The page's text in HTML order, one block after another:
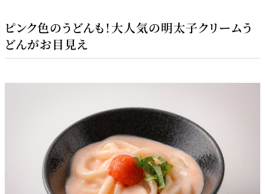
ピンク色のうどんも！大人気の明太子クリームう
どんがお目見え